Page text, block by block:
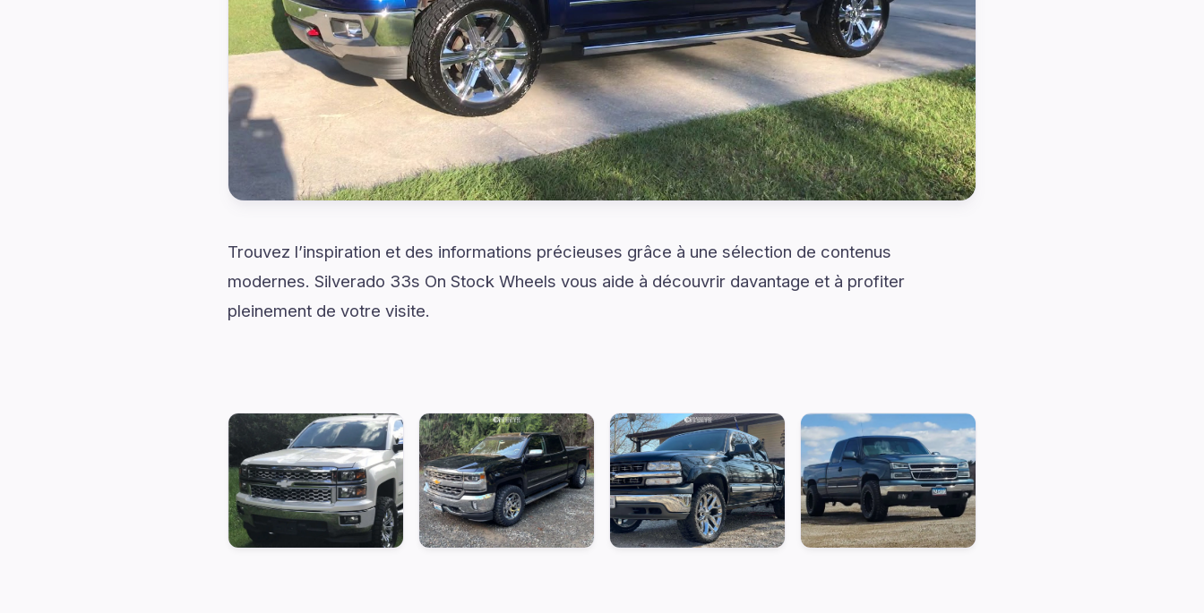
Trouvez l’inspiration et des informations précieuses grâce à une sélection de contenus
modernes. Silverado 33s On Stock Wheels vous aide à découvrir davantage et à profiter
pleinement de votre visite.